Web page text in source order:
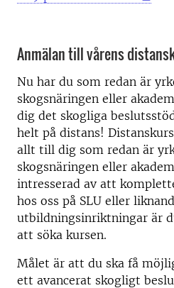
Anmälan till vårens
Nu har du som redan är
skogsnäringen eller
dig det skogliga
helt på distans!
allt till dig som redan är
skogsnäringen eller
intresserad av att
hos oss på SLU eller
utbildningsinriktningar är
att söka kursen.
Målet är att du ska få
ett avancerat skogligt